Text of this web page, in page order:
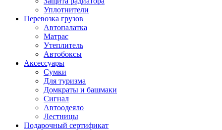
Уплотнители
Перевозка грузов
Автопалатка
Матрас
Утеплитель
Автобоксы
Аксессуары
Сумки
Для туризма
Домкраты и башмаки
Сигнал
Автоодеяло
Лестницы
Подарочный сертификат